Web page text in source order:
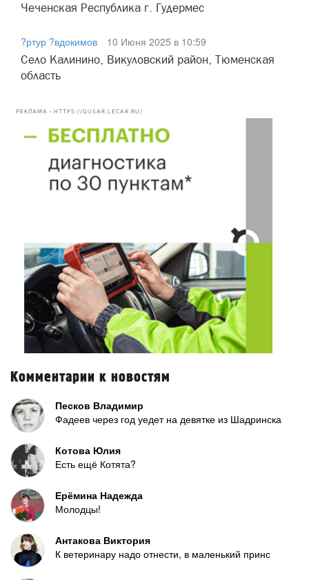
Чеченская Республика г. Гудермес
?ртур ?вдокимов
10 Июня 2025 в 10:59
Село Калинино, Викуловский район, Тюменская
область
РЕКЛАМА • HTTPS://GUSAR.LECAR.RU/
Комментарии к новостям
Песков Владимир
Фадеев через год уедет на девятке из Шадринска
Котова Юлия
Есть ещё Котята?
Ерёмина Надежда
Молодцы!
Антакова Виктория
К ветеринару надо отнести, в маленький принс